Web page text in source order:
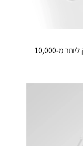
חומר עמיד במיוחד בפני שחיקה, שנבדק ליותר מ‑10,000